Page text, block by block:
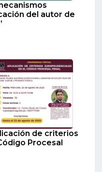
del autor de
de criterios
Procesal